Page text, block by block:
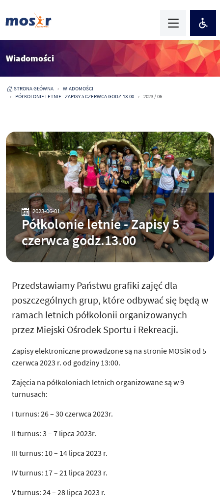
Wiadomości
STRONA GŁÓWNA
WIADOMOŚCI
PÓŁKOLONIE LETNIE - ZAPISY 5 CZERWCA GODZ.13.00
2023 / 06
2023-06-01
Półkolonie letnie - Zapisy 5
czerwca godz.13.00
Przedstawiamy Państwu grafiki zajęć dla
poszczególnych grup, które odbywać się będą w
ramach letnich półkolonii organizowanych
przez Miejski Ośrodek Sportu i Rekreacji.
Zapisy elektroniczne prowadzone są na stronie MOSiR od 5
czerwca 2023 r. od godziny 13:00.
Zajęcia na półkoloniach letnich organizowane są w 9
turnusach:
I turnus: 26 – 30 czerwca 2023r.
II turnus: 3 – 7 lipca 2023r.
III turnus: 10 – 14 lipca 2023 r.
IV turnus: 17 – 21 lipca 2023 r.
V turnus: 24 – 28 lipca 2023 r.